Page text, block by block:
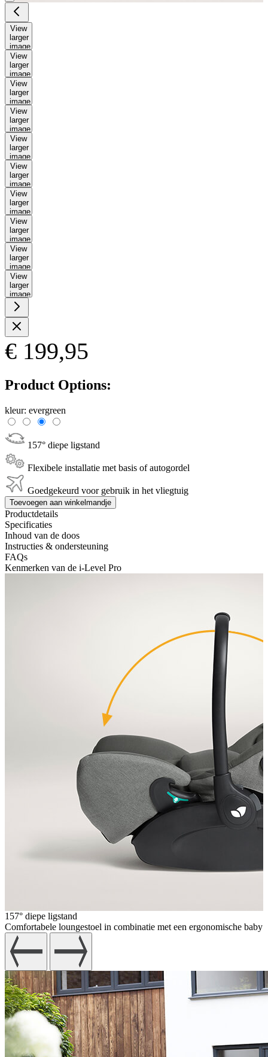
View
larger
image
View
larger
image
View
larger
image
View
larger
image
View
larger
image
View
larger
image
View
larger
image
View
larger
image
View
larger
image
View
larger
image
€ 199,95
Product Options:
kleur: evergreen
157° diepe ligstand
Flexibele installatie met basis of autogordel
Goedgekeurd voor gebruik in het vliegtuig
Toevoegen aan winkelmandje
Productdetails
Specificaties
Inhoud van de doos
Instructies & ondersteuning
FAQs
Kenmerken van de i-Level Pro
157° diepe ligstand
Comfortabele loungestoel in combinatie met een ergonomische